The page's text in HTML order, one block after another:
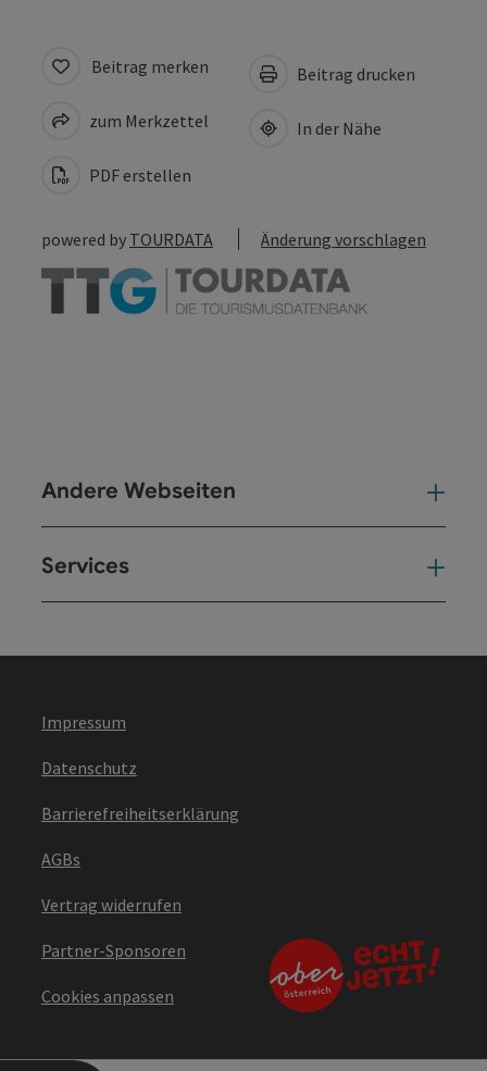
Beitrag merken
zum Merkzettel
PDF erstellen
Beitrag drucken
In der Nähe
powered by TOURDATA Änderung vorschlagen
Andere Webseiten
Services
Impressum
Datenschutz
Barrierefreiheitserklärung
AGBs
Vertrag widerrufen
Partner-Sponsoren
Cookies anpassen